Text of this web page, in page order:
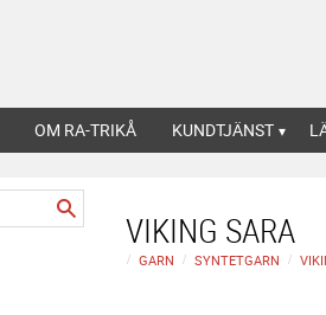
OM RA-TRIKÅ KUNDTJÄNST
VIKING SARA
GARN SYNTETGARN